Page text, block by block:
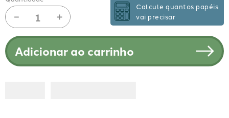
＋
－
Calcule quantos papéis
vai precisar
Adicionar ao carrinho